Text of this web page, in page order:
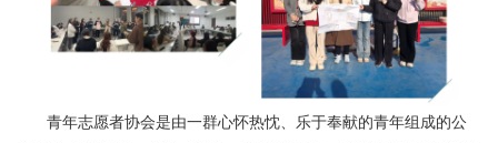
青年志愿者协会是由一群心怀热忱、乐于奉献的青年组成的公